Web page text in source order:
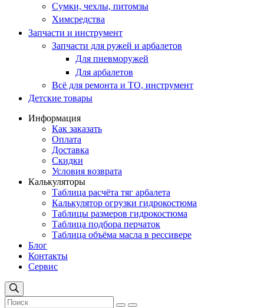
Сумки, чехлы, питомзы
Химсредства
Запчасти и инструмент
Запчасти для ружей и арбалетов
Для пневморужей
Для арбалетов
Всё для ремонта и ТО, инструмент
Детские товары
Информация
Как заказать
Оплата
Доставка
Скидки
Условия возврата
Калькуляторы
Таблица расчёта тяг арбалета
Калькулятор огрузки гидрокостюма
Таблицы размеров гидрокостюма
Таблица подбора перчаток
Таблица объёма масла в рессивере
Блог
Контакты
Сервис